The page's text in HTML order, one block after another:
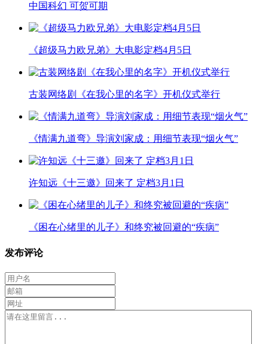
中国科幻 可贺可期
《超级马力欧兄弟》大电影定档4月5日
古装网络剧《在我心里的名字》开机仪式举行
《情满九道弯》导演刘家成：用细节表现“烟火气”
许知远《十三邀》回来了 定档3月1日
《困在心绪里的儿子》和终究被回避的“疾病”
发布评论